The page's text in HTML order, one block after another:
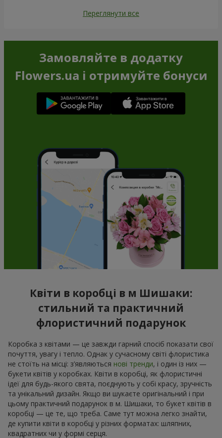
Переглянути все
Замовляйте в додатку
Flowers.ua і отримуйте бонуси
Квіти в коробці в м Шишаки:
стильний та практичний
флористичний подарунок
Коробка з квітами — це завжди гарний спосіб показати свої
почуття, увагу і тепло. Однак у сучасному світі флористика
не стоїть на місці: з’являються нові тренди, і один із них —
букети квітів у коробках. Квіти в коробці, як флористичні
ідеї для будь-якого свята, поєднують у собі красу, зручність
та унікальний дизайн. Якщо ви шукаєте оригінальний і при
цьому практичний подарунок в м. Шишаки, то букет квітів в
коробці — це те, що треба. Саме тут можна легко знайти,
де купити квіти в коробці у різних форматах: шляпних,
квадратних чи у формі серця.